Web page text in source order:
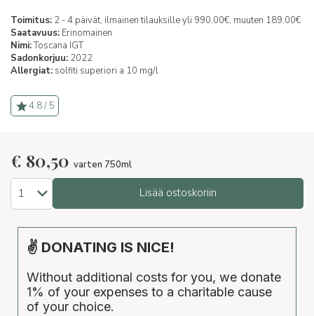
Toimitus: 2 - 4 päivät, ilmainen tilauksille yli 990,00€, muuten 189,00€
Saatavuus: Erinomainen
Nimi:Toscana IGT
Sadonkorjuu: 2022
Allergiat: solfiti superiori a 10 mg/l
4.8 / 5
€ 80,50 varten 750ml
Lisää ostoskoriin
✌ DONATING IS NICE!
Without additional costs for you, we donate
1% of your expenses to a charitable cause
of your choice.